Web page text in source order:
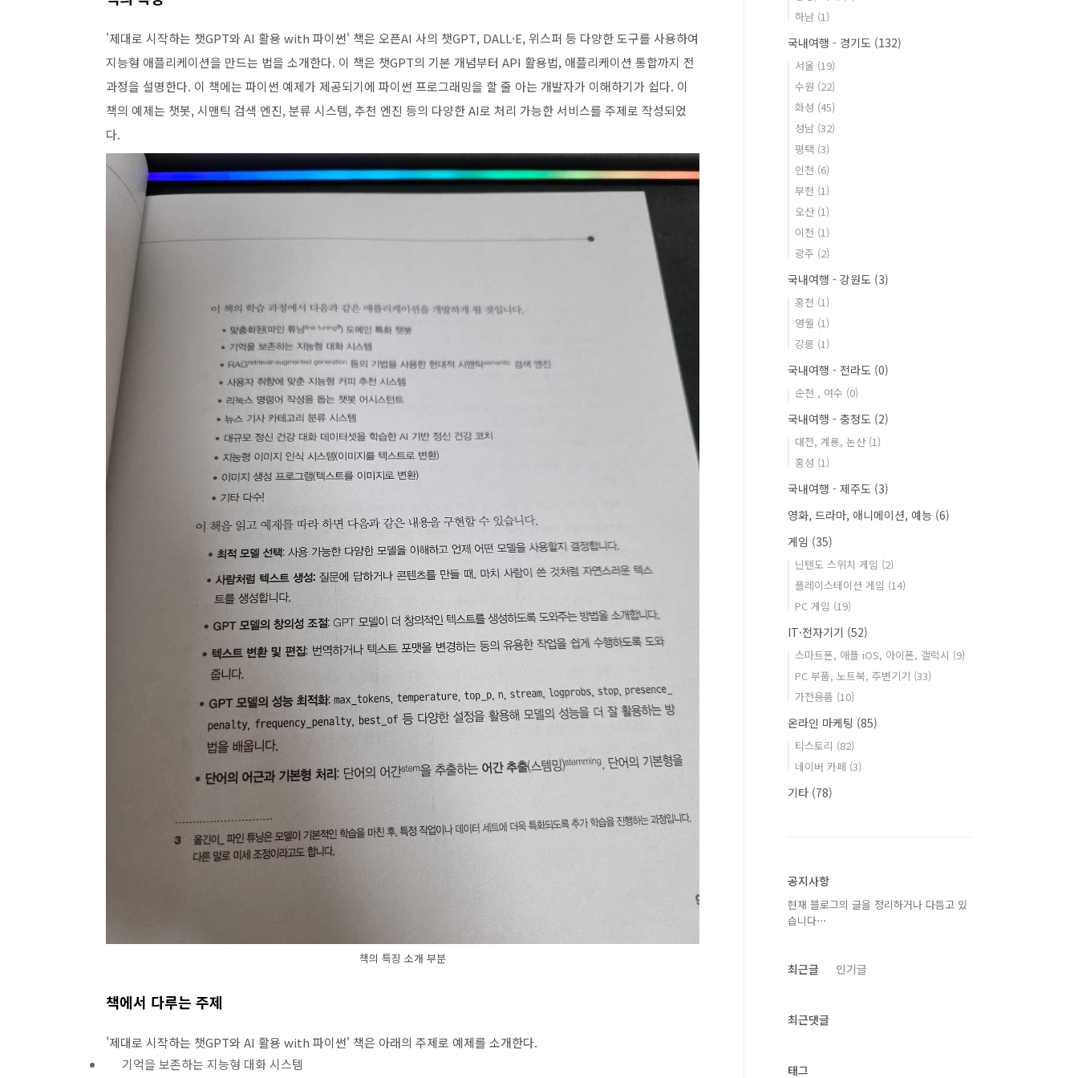
'제대로 시작하는 챗GPT와 AI 활용 with 파이썬' 책은 오픈AI 사의 챗GPT, DALL·E, 위스퍼 등 다양한 도구를 사용하여
지능형 애플리케이션을 만드는 법을 소개한다. 이 책은 챗GPT의 기본 개념부터 API 활용법, 애플리케이션 통합까지 전
과정을 설명한다. 이 책에는 파이썬 예제가 제공되기에 파이썬 프로그래밍을 할 줄 아는 개발자가 이해하기가 쉽다. 이
책의 예제는 챗봇, 시맨틱 검색 엔진, 분류 시스템, 추천 엔진 등의 다양한 AI로 처리 가능한 서비스를 주제로 작성되었
다.
책의 특징 소개 부분
책에서 다루는 주제
'제대로 시작하는 챗GPT와 AI 활용 with 파이썬' 책은 아래의 주제로 예제를 소개한다.
기억을 보존하는 지능형 대화 시스템
하남 (1)
국내여행 - 경기도 (132)
서울 (19)
수원 (22)
화성 (45)
성남 (32)
평택 (3)
인천 (6)
부천 (1)
오산 (1)
이천 (1)
광주 (2)
국내여행 - 강원도 (3)
홍천 (1)
영월 (1)
강릉 (1)
국내여행 - 전라도 (0)
순천 , 여수 (0)
국내여행 - 충청도 (2)
대전, 계룡, 논산 (1)
홍성 (1)
국내여행 - 제주도 (3)
영화, 드라마, 애니메이션, 예능 (6)
게임 (35)
닌텐도 스위치 게임 (2)
플레이스테이션 게임 (14)
PC 게임 (19)
IT·전자기기 (52)
스마트폰, 애플 iOS, 아이폰, 갤럭시 (9)
PC 부품, 노트북, 주변기기 (33)
가전용품 (10)
온라인 마케팅 (85)
티스토리 (82)
네이버 카페 (3)
기타 (78)
공지사항
현재 블로그의 글을 정리하거나 다듬고 있
습니다⋯
최근글 인기글
최근댓글
태그